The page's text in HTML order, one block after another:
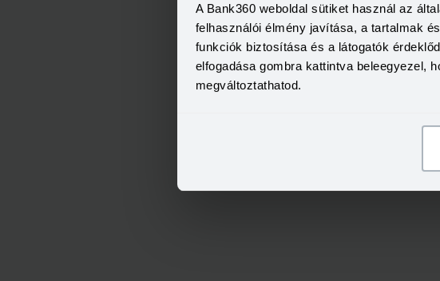
A Bank360 weboldal sütiket használ az
felhasználói élmény javítása, a tartalmak
funkciók biztosítása és a látogatók
elfogadása gombra kattintva beleegyezel,
megváltoztathatod.